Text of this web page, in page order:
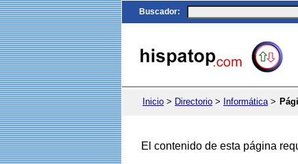
Buscador:
Inicio > Directorio > Informática>
El contenido de esta página